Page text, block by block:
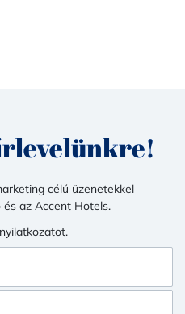
célú üzenetekkel
az Accent Hotels.
.